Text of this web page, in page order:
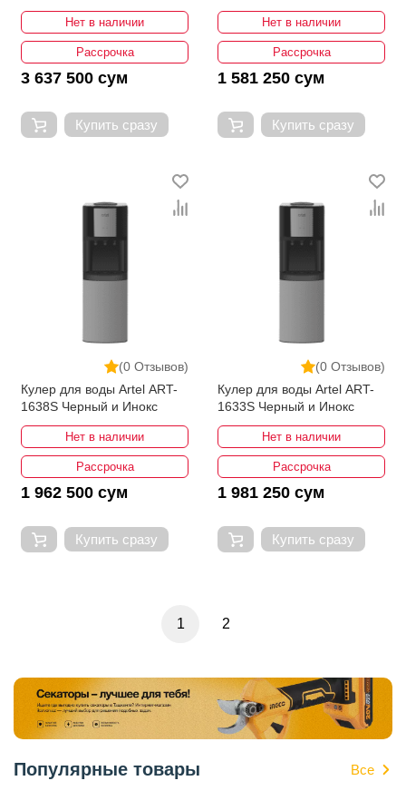
Нет в наличии
Рассрочка
3 637 500 сум
Купить сразу
Нет в наличии
Рассрочка
1 581 250 сум
Купить сразу
(0 Отзывов)
Кулер для воды Artel ART-
1638S Черный и Инокс
Нет в наличии
Рассрочка
1 962 500 сум
Купить сразу
(0 Отзывов)
Кулер для воды Artel ART-
1633S Черный и Инокс
Нет в наличии
Рассрочка
1 981 250 сум
Купить сразу
1 2
Популярные товары Все